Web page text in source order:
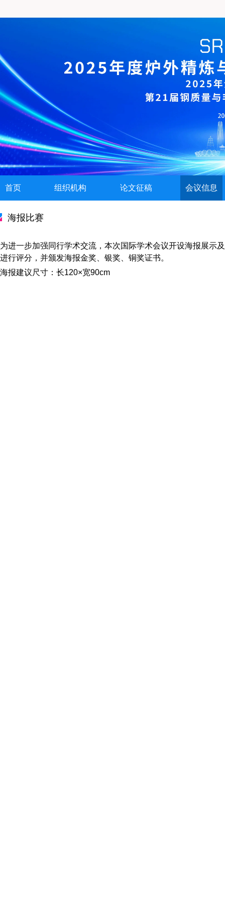
首页 组织机构 论文征稿 会议信息
海报比赛
为进一步加强同行学术交流，本次国际学术会议开设海报展示
进行评分，并颁发海报金奖、银奖、铜奖证书。
海报建议尺寸：长120×宽90cm